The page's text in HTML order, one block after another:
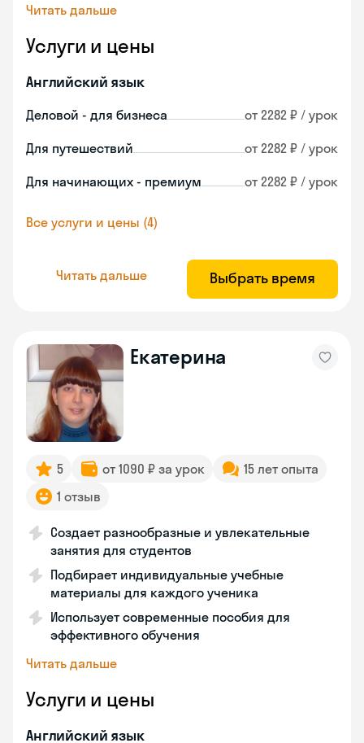
Читать дальше
Услуги и цены
Английский язык
Деловой - для бизнеса от 2282 ₽ / урок
Для путешествий от 2282 ₽ / урок
Для начинающих - премиум от 2282 ₽ / урок
Все услуги и цены (4)
Читать дальше Выбрать время
Екатерина
5 от 1090 ₽ за урок
15 лет опыта
1 отзыв
Создает разнообразные и увлекательные
занятия для студентов
Подбирает индивидуальные учебные
материалы для каждого ученика
Использует современные пособия для
эффективного обучения
Читать дальше
Услуги и цены
Английский язык